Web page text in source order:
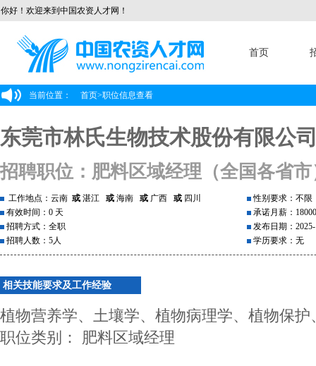
你好！欢迎来到中国农资人才网！
首页
当前位置： 首页>职位信息查看
东莞市林氏生物技术股份有限公
招聘职位：肥料区域经理（全国各省
工作地点：云南 或 湛江 或 海南 或 广西 或 四川
有效时间：0 天
招聘方式：全职
招聘人数：5人
性别要求：不限
承诺月薪：18000
发布日期：
学历要求：无
相关技能要求及工作经验
植物营养学、土壤学、植物病理学、植物保
职位类别： 肥料区域经理